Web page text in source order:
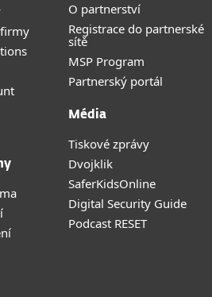
O partnerství
Registrace do partnerské
sítě
MSP Program
Partnerský portál
Média
Tiskové zprávy
Dvojklik
SaferKidsOnline
Digital Security Guide
Podcast RESET